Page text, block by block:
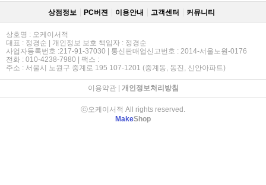
상점정보 PC버젼 이용안내 고객센터 커뮤니티
상호명 : 오케이서적
대표 : 정경순 | 개인정보 보호 책임자 : 정경순
사업자등록번호 :217-91-37030 | 통신판매업신고번호 : 2014-서울노원-0176
전화 : 010-4238-7980 | 팩스 :
주소 : 서울시 노원구 중계로 195 107-1201 (중계동, 동진, 신안아파트)
이용약관| 개인정보처리방침
ⓒ오케이서적 All rights reserved.
MakeShop